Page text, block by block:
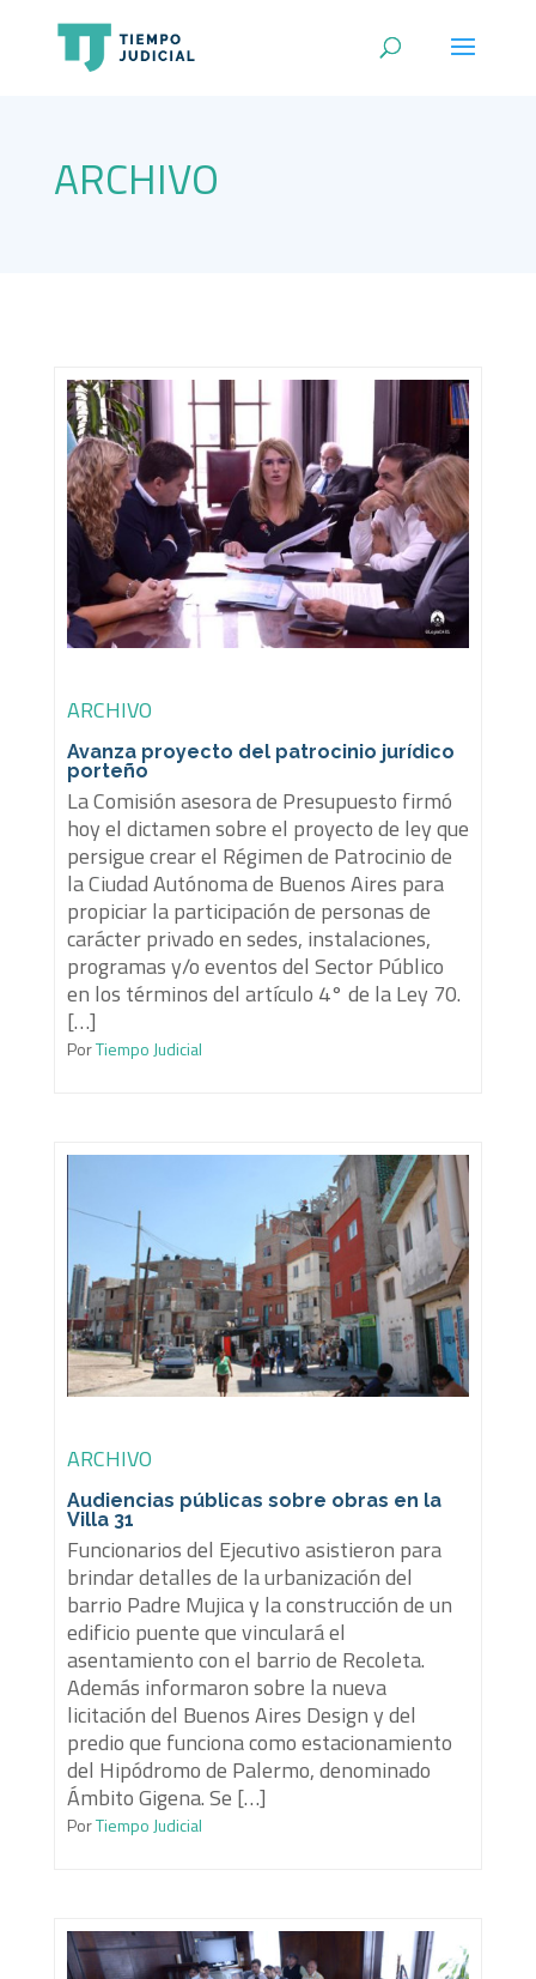
ARCHIVO
ARCHIVO
Avanza proyecto del patrocinio jurídico
porteño
La Comisión asesora de Presupuesto firmó
hoy el dictamen sobre el proyecto de ley que
persigue crear el Régimen de Patrocinio de
la Ciudad Autónoma de Buenos Aires para
propiciar la participación de personas de
carácter privado en sedes, instalaciones,
programas y/o eventos del Sector Público
en los términos del artículo 4° de la Ley 70.
[…]
PorTiempo Judicial
ARCHIVO
Audiencias públicas sobre obras en la
Villa 31
Funcionarios del Ejecutivo asistieron para
brindar detalles de la urbanización del
barrio Padre Mujica y la construcción de un
edificio puente que vinculará el
asentamiento con el barrio de Recoleta.
Además informaron sobre la nueva
licitación del Buenos Aires Design y del
predio que funciona como estacionamiento
del Hipódromo de Palermo, denominado
Ámbito Gigena. Se […]
PorTiempo Judicial